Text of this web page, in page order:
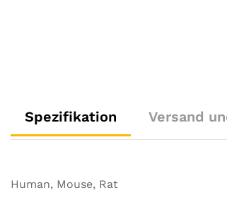
Spezifikation Versand
Human, Mouse, Rat